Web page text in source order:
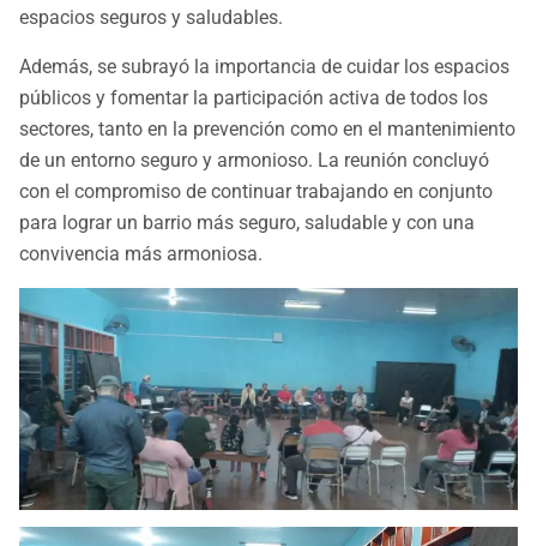
espacios seguros y saludables.
Además, se subrayó la importancia de cuidar los espacios
públicos y fomentar la participación activa de todos los
sectores, tanto en la prevención como en el mantenimiento
de un entorno seguro y armonioso. La reunión concluyó
con el compromiso de continuar trabajando en conjunto
para lograr un barrio más seguro, saludable y con una
convivencia más armoniosa.